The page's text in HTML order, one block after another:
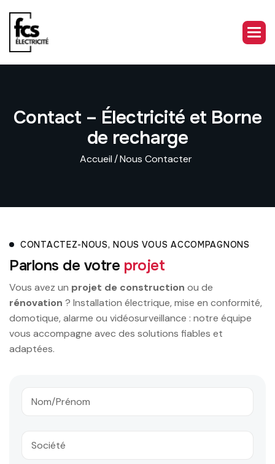
Contact – Électricité et Borne
de recharge
Accueil Nous Contacter
CONTACTEZ-NOUS, NOUS VOUS ACCOMPAGNONS
Parlons de votre projet
Vous avez un projet de construction ou de
rénovation ? Installation électrique, mise en conformité,
domotique, alarme ou vidéosurveillance : notre équipe
vous accompagne avec des solutions fiables et
adaptées.